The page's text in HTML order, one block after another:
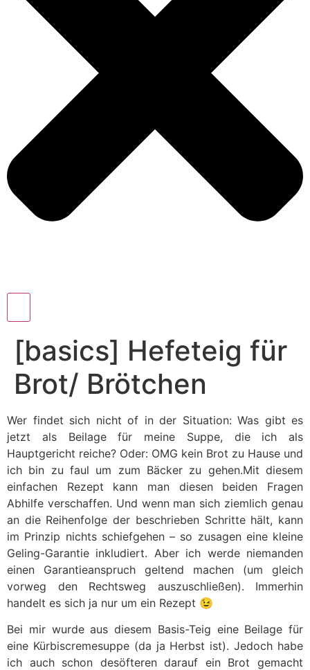
[basics] Hefeteig für
Brot/ Brötchen
Wer findet sich nicht of in der Situation: Was gibt es
jetzt als Beilage für meine Suppe, die ich als
Hauptgericht reiche? Oder: OMG kein Brot zu Hause und
ich bin zu faul um zum Bäcker zu gehen.Mit diesem
einfachen Rezept kann man diesen beiden Fragen
Abhilfe verschaffen. Und wenn man sich ziemlich genau
an die Reihenfolge der beschrieben Schritte hält, kann
im Prinzip nichts schiefgehen – so zusagen eine kleine
Geling-Garantie inkludiert. Aber ich werde niemanden
einen Garantieanspruch geltend machen (um gleich
vorweg den Rechtsweg auszuschließen). Immerhin
handelt es sich ja nur um ein Rezept 😉
Bei mir wurde aus diesem Basis-Teig eine Beilage für
eine Kürbiscremesuppe (da ja Herbst ist). Jedoch habe
ich auch schon desöfteren darauf ein Brot gemacht